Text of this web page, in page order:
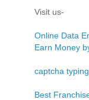
Visit us-
Online Data
Earn Money
captcha
Best